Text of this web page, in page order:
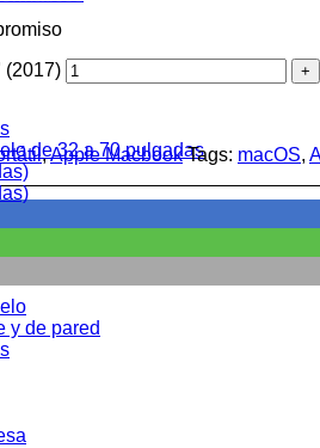
de 32 a 70 pulgadas
y de pared
(2017)
,Apple Macbook Tags: macOS,